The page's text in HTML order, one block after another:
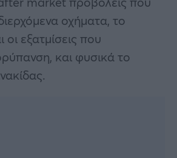
οχήματα, το
εξατμίσεις που
και φυσικά το